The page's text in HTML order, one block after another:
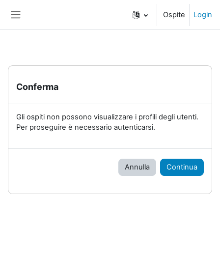
Ospite Login
Conferma
Gli ospiti non possono visualizzare i profili degli utenti.
Per proseguire è necessario autenticarsi.
Annulla Continua